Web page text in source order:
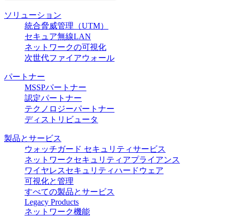
ソリューション
統合脅威管理（UTM）
セキュア無線LAN
ネットワークの可視化
次世代ファイアウォール
パートナー
MSSPパートナー
認定パートナー
テクノロジーパートナー
ディストリビュータ
製品とサービス
ウォッチガード セキュリティサービス
ネットワークセキュリティアプライアンス
ワイヤレスセキュリティハードウェア
可視化と管理
すべての製品とサービス
Legacy Products
ネットワーク機能